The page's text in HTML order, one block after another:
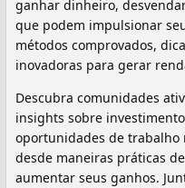
ganhar dinheiro,
que podem impulsionar
métodos comprovados,
inovadoras para gerar
Descubra comunidades
insights sobre
oportunidades de trabalho
desde maneiras práticas
aumentar seus ganhos.